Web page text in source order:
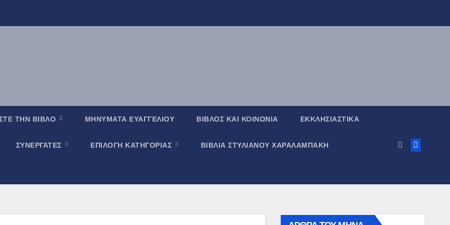
ΤΗΝ ΒΙΒΛΟ ΜΗΝΥΜΑΤΑ ΕΥΑΓΓΕΛΙΟΥ ΒΙΒΛΟΣ ΚΑΙ ΚΟΙΝΩΝΙΑ ΕΚΚΛΗΣΙΑΣΤΙΚΑ
ΣΥΝΕΡΓΑΤΕΣ ΕΠΙΛΟΓΗ ΚΑΤΗΓΟΡΙΑΣ ΒΙΒΛΙΑ ΣΤΥΛΙΑΝΟΥ ΧΑΡΑΛΑΜΠΑΚΗ